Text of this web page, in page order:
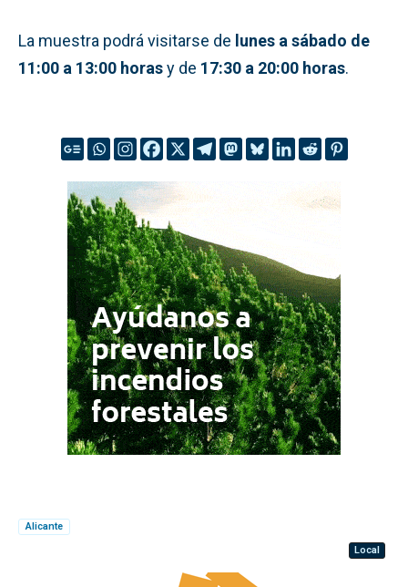
La muestra podrá visitarse de lunes a sábado de
11:00 a 13:00 horasy de 17:30 a 20:00 horas.
Alicante
Local